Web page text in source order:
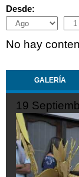
Desde:
Month
Day
No hay
GALERÍA